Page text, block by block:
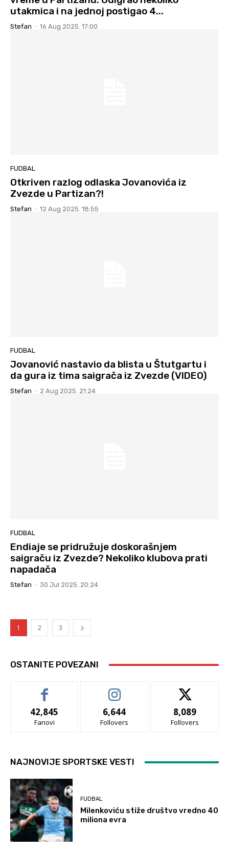
utakmica i na jednoj postigao 4...
Stefan - 16 Aug 2025. 17:00
FUDBAL
Otkriven razlog odlaska Jovanovića iz
Zvezde u Partizan?!
Stefan - 12 Aug 2025. 18:55
FUDBAL
Jovanović nastavio da blista u Štutgartu i
da gura iz tima saigrača iz Zvezde (VIDEO)
Stefan - 2 Aug 2025. 21:24
FUDBAL
Endiaje se pridružuje doskorašnjem
saigraču iz Zvezde? Nekoliko klubova prati
napadača
Stefan - 30 Jul 2025. 20:24
1 2 3
OSTANITE POVEZANI
42,845
Fanovi
6,644
Follovers
8,089
Follovers
NAJNOVIJE SPORTSKE VESTI
FUDBAL
Milenkoviću stiže društvo vredno 40
miliona evra